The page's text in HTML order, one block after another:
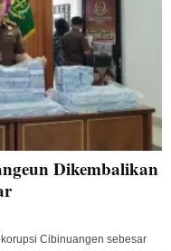
Dikembalikan
Cibinuangen sebesar